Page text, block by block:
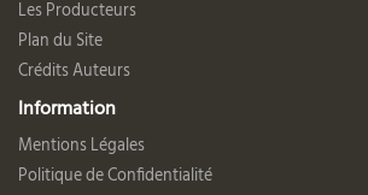
Les Producteurs
Plan du Site
Crédits Auteurs
Information
Mentions Légales
Politique de Confidentialité